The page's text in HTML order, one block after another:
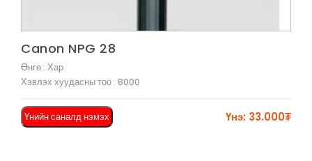
Canon NPG 28
Өнгө : Хар
Хэвлэх хуудасны тоо : 8000
Үнийн саналд нэмэх Үнэ: 33.000₮